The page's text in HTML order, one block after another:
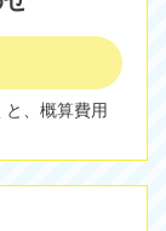
、概算費用